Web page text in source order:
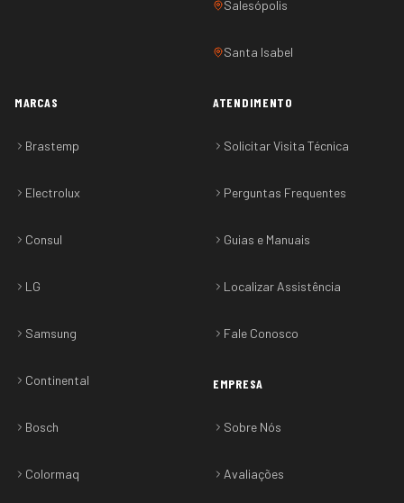
Salesópolis
Santa Isabel
MARCAS
Brastemp
Electrolux
Consul
LG
Samsung
Continental
Bosch
Colormaq
ATENDIMENTO
Solicitar Visita Técnica
Perguntas Frequentes
Guias e Manuais
Localizar Assistência
Fale Conosco
EMPRESA
Sobre Nós
Avaliações